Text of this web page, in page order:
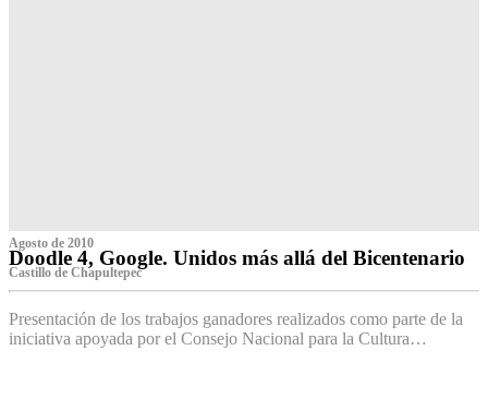
Agosto de 2010
Doodle 4, Google. Unidos más allá del Bicentenario
Castillo de Chapultepec
Presentación de los trabajos ganadores realizados como parte de la
iniciativa apoyada por el Consejo Nacional para la Cultura…